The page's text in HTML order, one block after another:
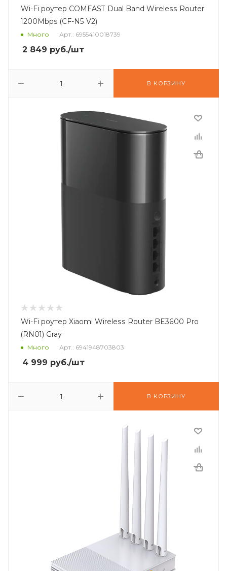
Wi-Fi роутер COMFAST Dual Band Wireless Router
1200Mbps (CF-N5 V2)
Много Арт.: 6955410018739
2 849 руб./шт
В КОРЗИНУ
Wi-Fi роутер Xiaomi Wireless Router BE3600 Pro
(RN01) Gray
Много Арт.: 6941948703803
4 999 руб./шт
В КОРЗИНУ